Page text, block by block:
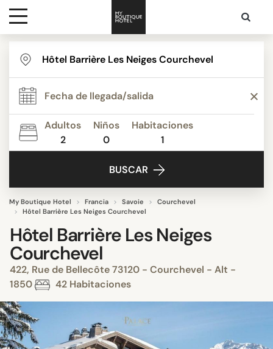
Destinos
Inspiración
Contacto
Adultos
2
Niños
0
Habitaciones
1
BUSCAR
My Boutique Hotel Francia Savoie
Courchevel
Hôtel Barrière Les Neiges Courchevel
Hôtel Barrière Les Neiges
Courchevel
422, Rue de Bellecôte 73120 - Courchevel - Alt -
1850
42 Habitaciones